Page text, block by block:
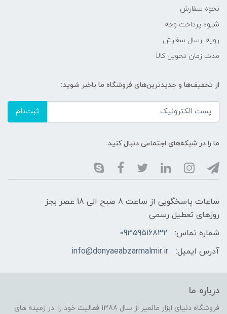
نحوه سفارش
شیوه پرداخت وجه
رویه ارسال سفارش
مدت زمان تحویل کالا
از تخفیف‌ها و جدیدترین‌های فروشگاه ما باخبر شوید:
ثبت‌نام
ما را در شبکه‌های اجتماعی دنبال کنید:
ساعات پاسخگویی از ساعت 8 صبح الی 18 عصر بجز
روزهای تعطیل رسمی
شماره تماس:
09359516832
آدرس ایمیل:
info@donyaeabzarmalmir.ir
درباره ما
فروشگاه دنیای ابزار مالمیر از سال 1388 فعالیت خود را در زمینه های